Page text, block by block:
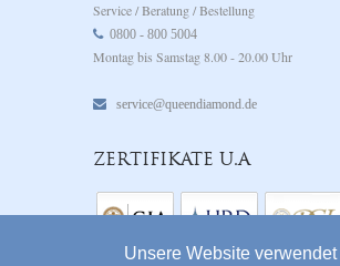
Unsere Website
Service / Beratung / Bestellung
0800 - 800 5004
Montag bis Samstag 8.00 - 20.00 Uhr
service@queendiamond.de
ZERTIFIKATE U.A